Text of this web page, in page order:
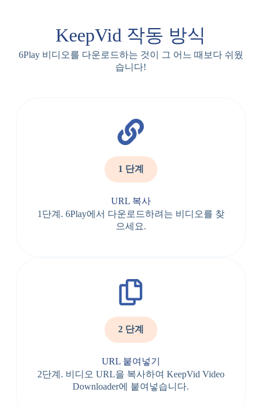
KeepVid 작동 방식
6Play 비디오를 다운로드하는 것이 그 어느 때보다 쉬웠
습니다!
1 단계
URL 복사
1단계. 6Play에서 다운로드하려는 비디오를 찾
으세요.
2 단계
URL 붙여넣기
2단계. 비디오 URL을 복사하여 KeepVid Video
Downloader에 붙여넣습니다.